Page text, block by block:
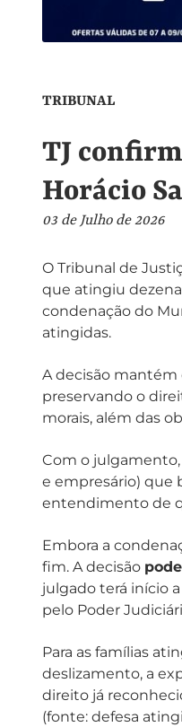
TRIBUNAL
TJ
Horácio
03 de Julho de 2026
O Tribunal de
que atingiu
condenação do
atingidas.
A decisão
preservando o
morais, além das
Com o
e empresário) que
entendimento de
Embora a
fim. A decisão
julgado terá início
pelo Poder
Para as famílias
deslizamento, a
direito já
(fonte: defesa